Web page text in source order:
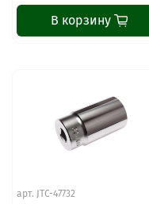
В корзину
арт. JTC-47732